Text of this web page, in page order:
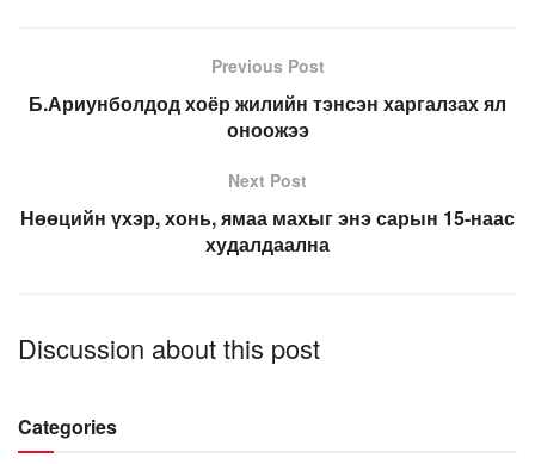
Previous Post
Б.Ариунболдод хоёр жилийн тэнсэн харгалзах ял
оноожээ
Next Post
Нөөцийн үхэр, хонь, ямаа махыг энэ сарын 15-наас
худалдаална
Discussion about this post
Categories